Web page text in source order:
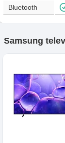
Bluetooth
Samsung